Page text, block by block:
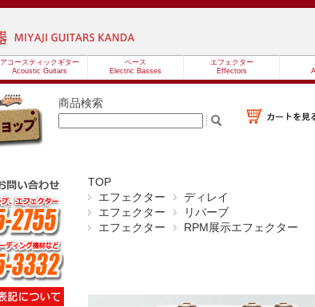
アコースティックギター
Acoustic Guitars
ベース
Electric Basses
エフェクター
Effectors
商品検索
TOP
エフェクター
ディレイ
エフェクター
リバーブ
エフェクター
RPM展示エフェクター